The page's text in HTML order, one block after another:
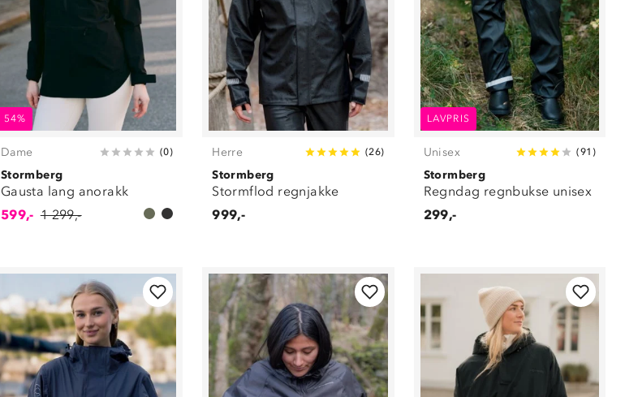
54%
Dame (0)
Stormberg
Gausta lang anorakk
599,- 1 299,-
Herre (26)
Stormberg
Stormflod regnjakke
999,-
LAVPRIS
Unisex (91 )
Stormberg
Regndag regnbukse unisex
299,-